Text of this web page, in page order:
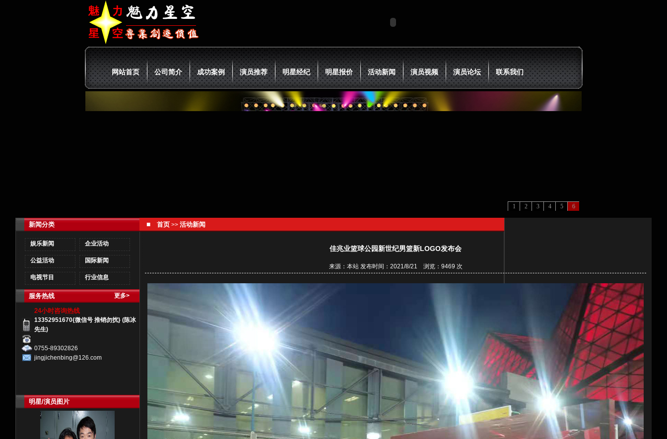
网站首页 公司简介 成功案例 演员推荐 明星经纪 明星报价 活动新闻 演员视频 演员论坛 联系我们
6
5
4
3
2
1
新闻分类
娱乐新闻 企业活动
公益活动 国际新闻
电视节目 行业信息
服务热线 更多>
24小时咨询热线
13352951670{微信号 推销勿扰} (陈冰
先生)
0755-89302826
jingjichenbing@126.com
明星/演员图片
■ 首页 >> 活动新闻
佳兆业篮球公园新世纪男篮新LOGO发布会
来源：本站 发布时间：2021/8/21 浏览：9469 次